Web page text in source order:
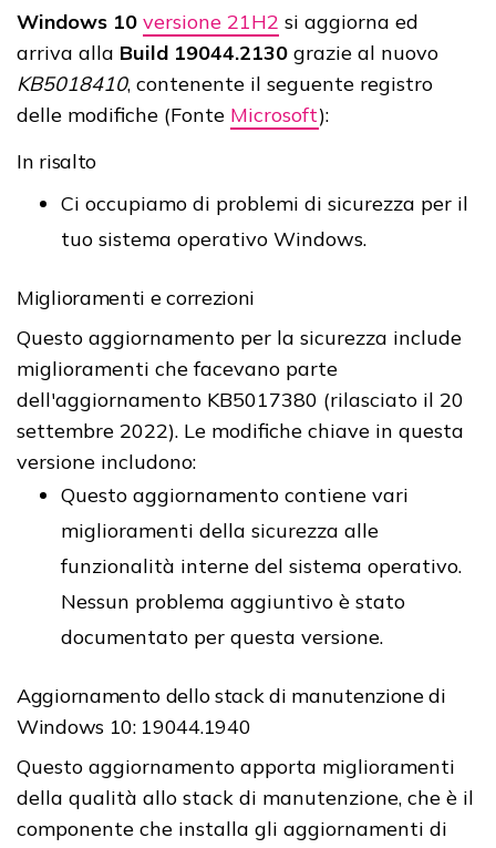
Windows 10 versione 21H2 si aggiorna ed
arriva alla Build 19044.2130 grazie al nuovo
KB5018410, contenente il seguente registro
delle modifiche (Fonte Microsoft):
In risalto
Ci occupiamo di problemi di sicurezza per il
tuo sistema operativo Windows.
Miglioramenti e correzioni
Questo aggiornamento per la sicurezza include
miglioramenti che facevano parte
dell'aggiornamento KB5017380 (rilasciato il 20
settembre 2022). Le modifiche chiave in questa
versione includono:
Questo aggiornamento contiene vari
miglioramenti della sicurezza alle
funzionalità interne del sistema operativo.
Nessun problema aggiuntivo è stato
documentato per questa versione.
Aggiornamento dello stack di manutenzione di
Windows 10: 19044.1940
Questo aggiornamento apporta miglioramenti
della qualità allo stack di manutenzione, che è il
componente che installa gli aggiornamenti di